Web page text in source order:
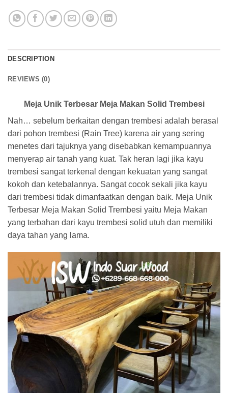
DESCRIPTION
REVIEWS (0)
Meja Unik Terbesar Meja Makan Solid Trembesi
Nah… sebelum berkaitan dengan trembesi adalah berasal
dari pohon trembesi (Rain Tree) karena air yang sering
menetes dari tajuknya yang disebabkan kemampuannya
menyerap air tanah yang kuat. Tak heran lagi jika kayu
trembesi sangat terkenal dengan kekuatan yang sangat
kokoh dan ketebalannya. Sangat cocok sekali jika kayu
dari trembesi tidak dimanfaatkan dengan baik. Meja Unik
Terbesar Meja Makan Solid Trembesi yaitu Meja Makan
yang terbahan dari kayu trembesi solid utuh dan memiliki
daya tahan yang lama.